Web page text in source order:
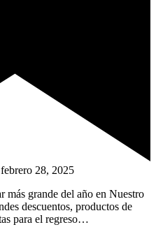
febrero 28, 2025
más grande del año en Nuestro
descuentos, productos de
para el regreso…